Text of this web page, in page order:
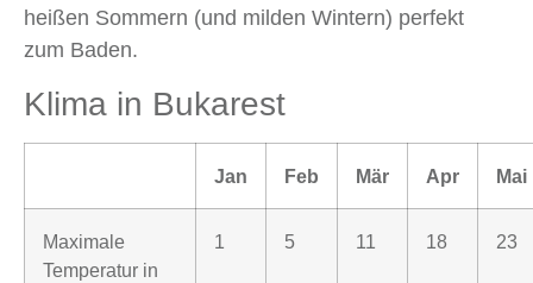
heißen Sommern (und milden Wintern) perfekt
zum Baden.
Klima in Bukarest
Jan Feb Mär Apr Mai
Maximale
Temperatur in
1 5 11 18 23